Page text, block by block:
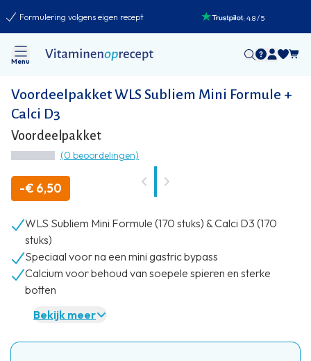
Formulering volgens eigen recept :4.8/5
Menu
Voordeelpakket WLS Subliem Mini Formule +
Calci D3
Voordeelpakket
(0 beoordelingen)
-€ 6,50
WLS Subliem Mini Formule (170 stuks) & Calci D3 (170
stuks)
Speciaal voor na een mini gastric bypass
Calcium voor behoud van soepele spieren en sterke
botten
Bekijk meer